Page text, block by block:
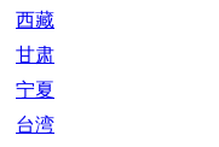
西藏
甘肃
宁夏
台湾